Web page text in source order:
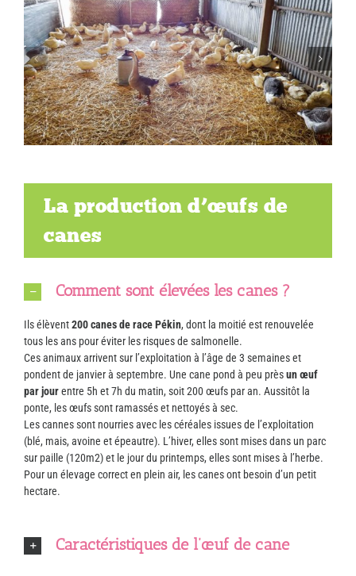
La production d’œufs de
canes
Comment sont élevées les canes ?
Ils élèvent200 canes de race Pékin, dont la moitié est renouvelée
tous les ans pour éviter les risques de salmonelle.
Ces animaux arrivent sur l’exploitation à l’âge de 3 semaines et
pondent de janvier à septembre. Une cane pond à peu prèsun œuf
par jourentre 5h et 7h du matin, soit 200 œufs par an. Aussitôt la
ponte, les œufs sont ramassés et nettoyés à sec.
Les cannes sont nourries avec les céréales issues de l’exploitation
(blé, mais, avoine et épeautre). L’hiver, elles sont mises dans un parc
sur paille (120m2) et le jour du printemps, elles sont mises à l’herbe.
Pour un élevage correct en plein air, les canes ont besoin d’un petit
hectare.
Caractéristiques de l’œuf de cane